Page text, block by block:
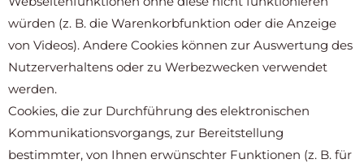
würden (z. B. die Warenkorbfunktion oder die Anzeige
von Videos). Andere Cookies können zur Auswertung des
Nutzerverhaltens oder zu Werbezwecken verwendet
werden.
Cookies, die zur Durchführung des elektronischen
Kommunikationsvorgangs, zur Bereitstellung
bestimmter, von Ihnen erwünschter Funktionen (z. B. für